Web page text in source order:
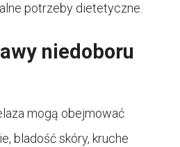
potrzeby dietetyczne.
niedoboru
mogą obejmować
bladość skóry, kruche